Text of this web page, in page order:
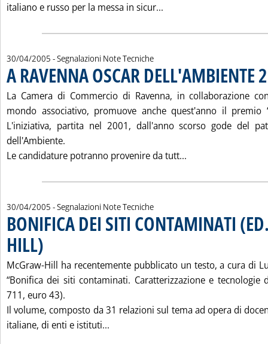
italiano e russo per la messa in sicur...
30/04/2005 - Segnalazioni Note Tecniche
A RAVENNA OSCAR DELL'AMBIENTE
La Camera di Commercio di Ravenna, in collaborazione
mondo associativo, promuove anche quest'anno il premio
L'iniziativa, partita nel 2001, dall'anno scorso gode del
dell'Ambiente.
Le candidature potranno provenire da tutt...
30/04/2005 - Segnalazioni Note Tecniche
BONIFICA DEI SITI CONTAMINATI
HILL)
McGraw-Hill ha recentemente pubblicato un testo, a cura di
“Bonifica dei siti contaminati. Caratterizzazione e tecnologie
711, euro 43).
Il volume, composto da 31 relazioni sul tema ad opera di
italiane, di enti e istituti...